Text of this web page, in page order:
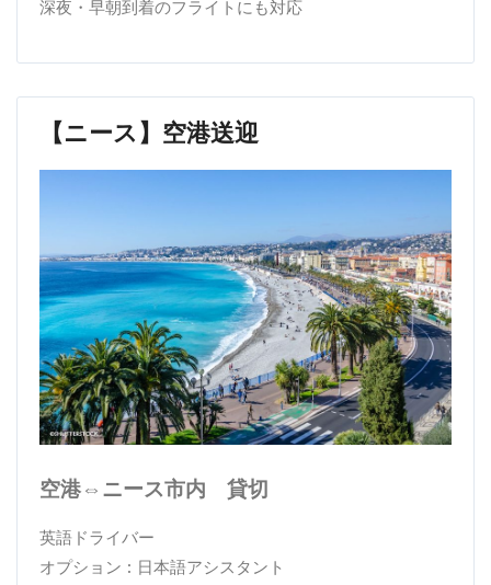
深夜・早朝到着のフライトにも対応
【ニース】空港送迎
空港⇔ニース市内 貸切
英語ドライバー
オプション : 日本語アシスタント